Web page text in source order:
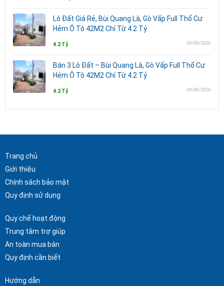
Lô Đất Giá Rẻ, Bùi Quang Là, Gò Vấp Full Thổ Cư
Hẻm Ô Tô 42M2 Chỉ Từ 4.2 Tỷ
4.2 Tỷ 09/08/2026
Bán 3 Lô Đất – Bùi Quang Là, Gò Vấp Full Thổ Cư
Hẻm Ô Tô 42M2 Chỉ Từ 4.2 Tỷ
4.2 Tỷ 09/08/2026
Trang chủ
Giới thiệu
Chính sách bảo mật
Quy định sử dụng
Quy chế hoạt động
Trung tâm trợ giúp
An toàn mua bán
Quy định cần biết
Hướng dẫn